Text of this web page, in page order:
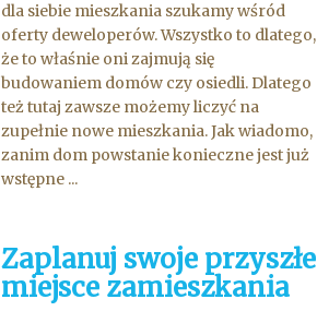
dla siebie mieszkania szukamy wśród
oferty deweloperów. Wszystko to dlatego,
że to właśnie oni zajmują się
budowaniem domów czy osiedli. Dlatego
też tutaj zawsze możemy liczyć na
zupełnie nowe mieszkania. Jak wiadomo,
zanim dom powstanie konieczne jest już
wstępne ...
Zaplanuj swoje przyszłe
miejsce zamieszkania